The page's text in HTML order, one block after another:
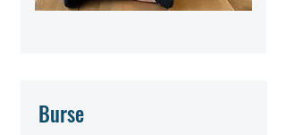
Burse